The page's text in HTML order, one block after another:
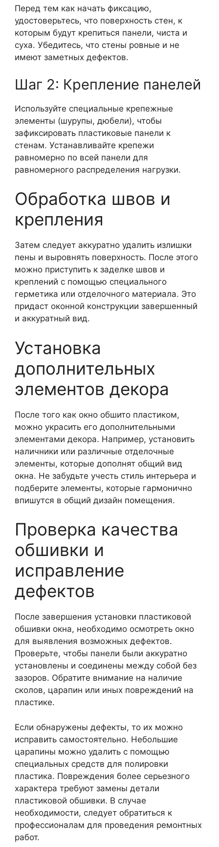
Перед тем как начать фиксацию,
удостоверьтесь, что поверхность стен, к
которым будут крепиться панели, чиста и
суха. Убедитесь, что стены ровные и не
имеют заметных дефектов.
Шаг 2: Крепление панелей
Используйте специальные крепежные
элементы (шурупы, дюбели), чтобы
зафиксировать пластиковые панели к
стенам. Устанавливайте крепежи
равномерно по всей панели для
равномерного распределения нагрузки.
Обработка швов и
крепления
Затем следует аккуратно удалить излишки
пены и выровнять поверхность. После этого
можно приступить к заделке швов и
креплений с помощью специального
герметика или отделочного материала. Это
придаст оконной конструкции завершенный
и аккуратный вид.
Установка
дополнительных
элементов декора
После того как окно обшито пластиком,
можно украсить его дополнительными
элементами декора. Например, установить
наличники или различные отделочные
элементы, которые дополнят общий вид
окна. Не забудьте учесть стиль интерьера и
подберите элементы, которые гармонично
впишутся в общий дизайн помещения.
Проверка качества
обшивки и
исправление
дефектов
После завершения установки пластиковой
обшивки окна, необходимо осмотреть окно
для выявления возможных дефектов.
Проверьте, чтобы панели были аккуратно
установлены и соединены между собой без
зазоров. Обратите внимание на наличие
сколов, царапин или иных повреждений на
пластике.
Если обнаружены дефекты, то их можно
исправить самостоятельно. Небольшие
царапины можно удалить с помощью
специальных средств для полировки
пластика. Повреждения более серьезного
характера требуют замены детали
пластиковой обшивки. В случае
необходимости, следует обратиться к
профессионалам для проведения ремонтных
работ.